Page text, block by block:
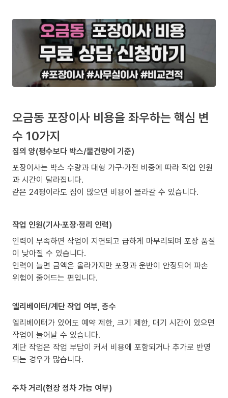
오금동 포장이사 비용을 좌우하는 핵심 변
수 10가지
짐의 양(평수보다 박스/물건량이 기준)
포장이사는 박스 수량과 대형 가구·가전 비중에 따라 작업 인원
과 시간이 달라집니다.
같은 24평이라도 짐이 많으면 비용이 올라갈 수 있습니다.
작업 인원(기사·포장·정리 인력)
인력이 부족하면 작업이 지연되고 급하게 마무리되며 포장 품질
이 낮아질 수 있습니다.
인력이 늘면 금액은 올라가지만 포장과 운반이 안정되어 파손
위험이 줄어드는 편입니다.
엘리베이터/계단 작업 여부, 층수
엘리베이터가 있어도 예약 제한, 크기 제한, 대기 시간이 있으면
작업이 늘어날 수 있습니다.
계단 작업은 작업 부담이 커서 비용에 포함되거나 추가로 반영
되는 경우가 많습니다.
주차 거리(현장 정차 가능 여부)